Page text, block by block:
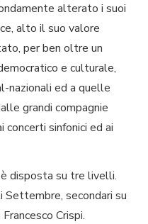
alterato i suoi
alto il suo valore
per ben oltre un
e culturale,
nazionali ed a quelle
grandi compagnie
sinfonici ed ai
disposta su tre livelli.
Settembre, secondari su
Crispi.